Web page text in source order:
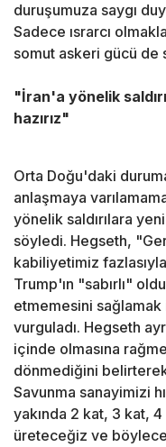
duruşumuza saygı
Sadece ısrarcı
somut askeri gücü
"İran'a yönelik
hazırız"
Orta Doğu'daki
anlaşmaya
yönelik saldırılara
söyledi. Hegseth,
kabiliyetimiz
Trump'ın "sabırlı"
etmemesini sağlamak
vurguladı. Hegseth
içinde olmasına
dönmediğini
Savunma sanayimizi
yakında 2 kat, 3 kat,
üreteceğiz ve böylece